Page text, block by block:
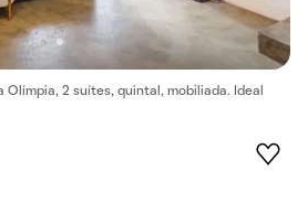
Olímpia, 2 suítes, quintal, mobiliada. Ideal